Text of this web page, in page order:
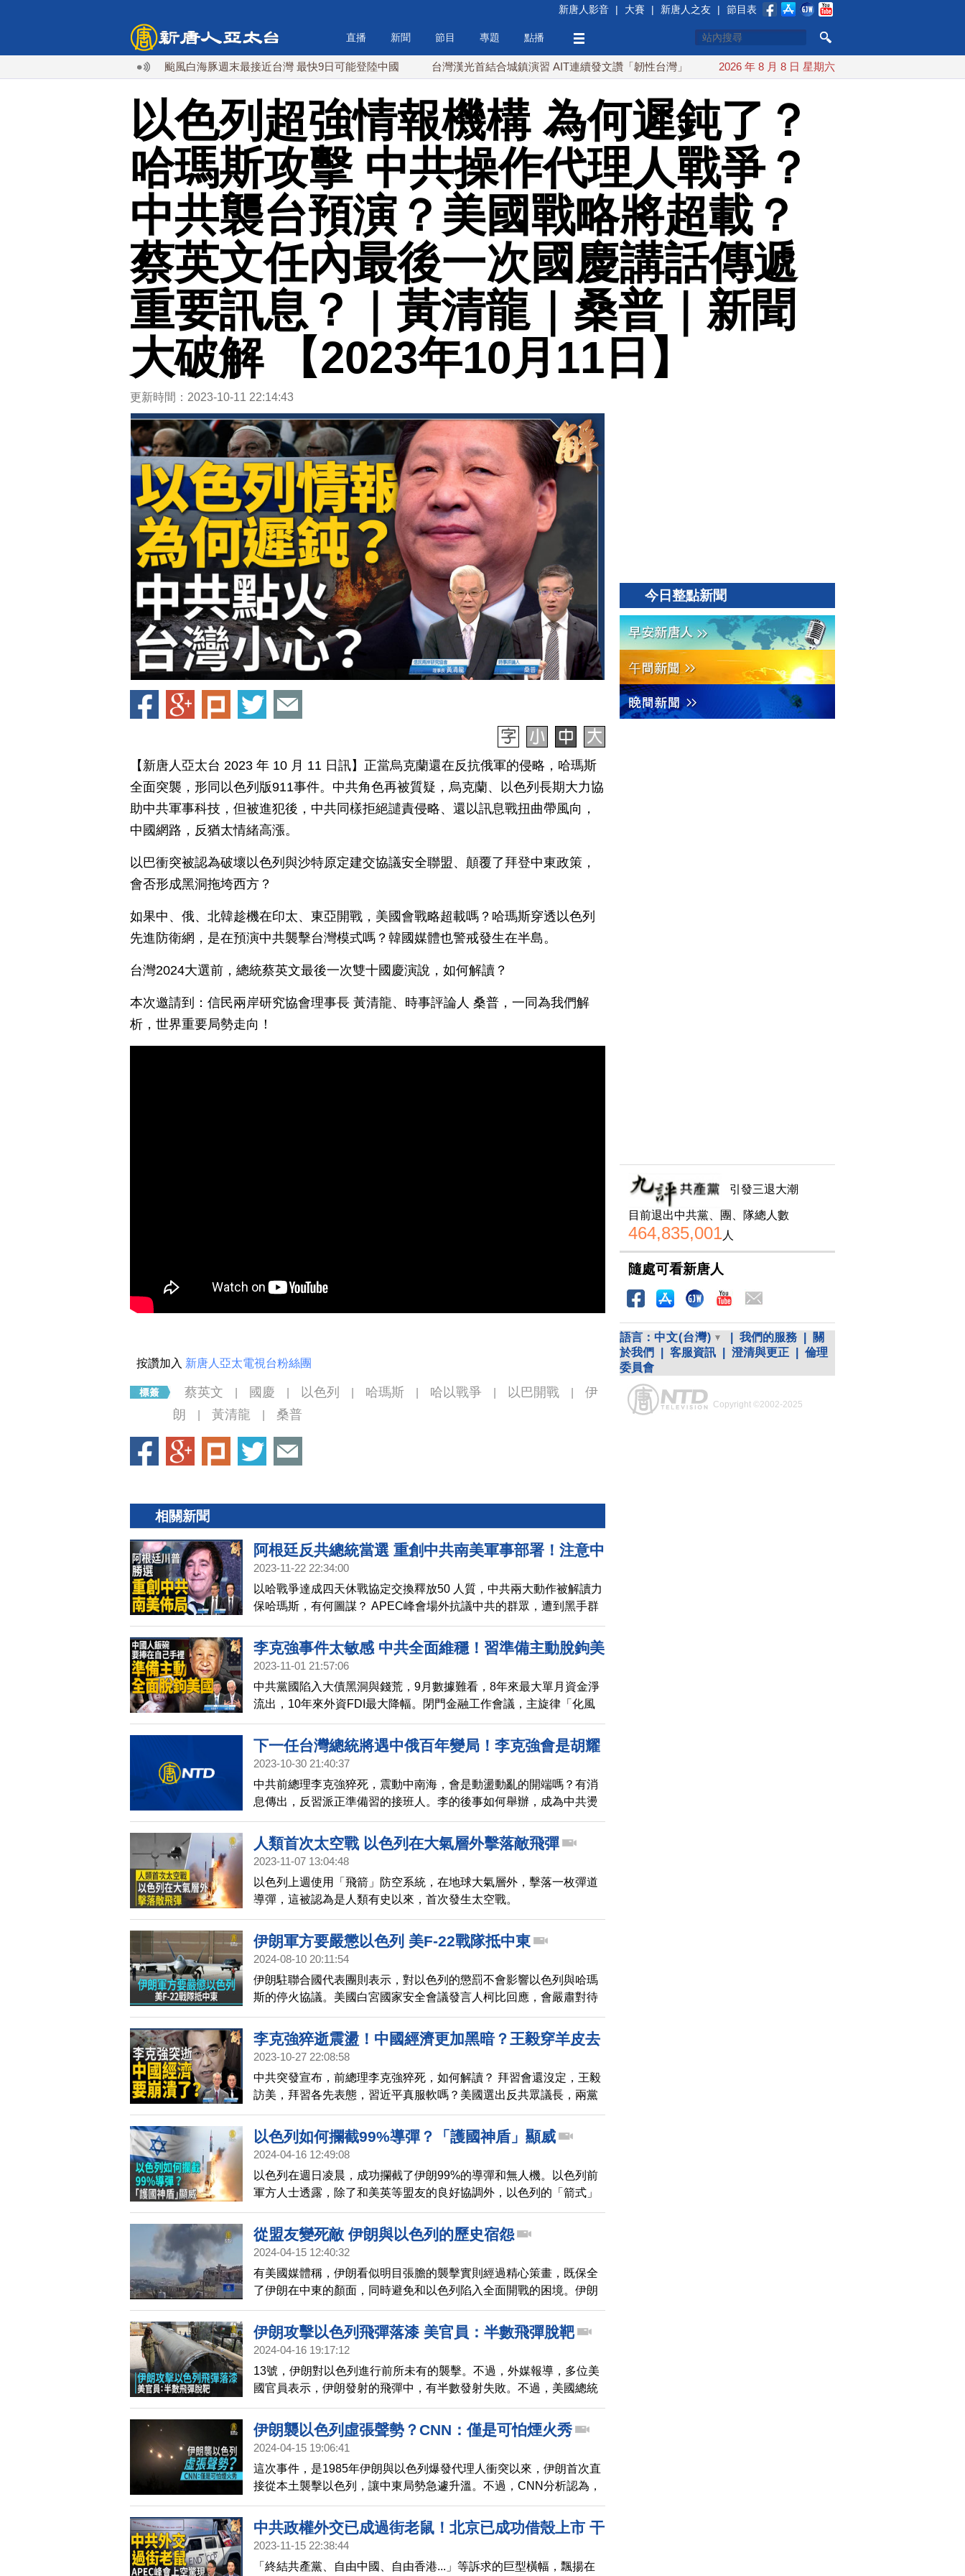
新唐人影音 | 大賽 | 新唐人之友 | 節目表
直播 新聞 節目 專題 點播
颱風白海豚週末最接近台灣 最快9日可能登陸中國 台灣漢光首結合城鎮演習 AIT連續發文讚「韌性台灣」 搞分化？美情報：普京最快今秋 試探攻擊北約盟國
2026 年 8 月 8 日 星期六
以色列超強情報機構 為何遲鈍了？
哈瑪斯攻擊 中共操作代理人戰爭？
中共襲台預演？美國戰略將超載？
蔡英文任內最後一次國慶講話傳遞
重要訊息？｜黃清龍｜桑普｜新聞
大破解 【2023年10月11日】
更新時間：2023-10-11 22:14:43
【新唐人亞太台 2023 年 10 月 11 日訊】正當烏克蘭還在反抗俄軍的侵略，哈瑪斯
全面突襲，形同以色列版911事件。中共角色再被質疑，烏克蘭、以色列長期大力協
助中共軍事科技，但被進犯後，中共同樣拒絕譴責侵略、還以訊息戰扭曲帶風向，
中國網路，反猶太情緒高漲。
以巴衝突被認為破壞以色列與沙特原定建交協議安全聯盟、顛覆了拜登中東政策，
會否形成黑洞拖垮西方？
如果中、俄、北韓趁機在印太、東亞開戰，美國會戰略超載嗎？哈瑪斯穿透以色列
先進防衛網，是在預演中共襲擊台灣模式嗎？韓國媒體也警戒發生在半島。
台灣2024大選前，總統蔡英文最後一次雙十國慶演說，如何解讀？
本次邀請到：信民兩岸研究協會理事長 黃清龍、時事評論人 桑普，一同為我們解
析，世界重要局勢走向！
按讚加入 新唐人亞太電視台粉絲團
蔡英文 國慶 以色列 哈瑪斯 哈以戰爭 以巴開戰
伊
朗
黃清龍 桑普
相關新聞
阿根廷反共總統當選 重創中共南美軍事部署！注意中
共正在複製香港元朗721事件 雇黑幫全球跨境鎮壓！
以哈就要停火？中共意圖在中東牽制美軍無果！｜桑
普｜吳明杰｜新聞大破解 【2023年11月22日】
2023-11-22 22:34:00
以哈戰爭達成四天休戰協定交換釋放50 人質，中共兩大動作被解讀力
保哈瑪斯，有何圖謀？ APEC峰會場外抗議中共的群眾，遭到黑手群
毆，讓人聯想香港721事件，中共外交與統戰部被曝光秘密在全球建
立打手「自願者網絡」。 北韓突發用導彈發射間諜衛星，暗藏核武威
脅，是誰在幕後力挺？ 中共為何頻頻對台灣、日本、菲律賓、澳洲、
韓，為何中共惱怒？阿根廷選出最反共總統 ，如何影響地緣格局？ 本
次邀請到：時事評論人 桑普、軍事專家 吳
李克強事件太敏感 中共全面維穩！習準備主動脫鉤美
國？美國債券與中國債券 看誰先破掉？中共不可能放
著台商不收割！兩蔣血淚反共映當今 台灣人誰在乎？
｜吳嘉隆｜黃清龍｜新聞大破解 【2023年11月1日】
2023-11-01 21:57:06
中共黨國陷入大債黑洞與錢荒，9月數據難看，8年來最大單月資金淨
流出，10年來外資FDI最大降幅。閉門金融工作會議，主旋律「化風
險」，外媒關切會否更集權控制？中共會搞金融黑箱大割韭菜嗎？ 以
色列持續打擊，哈瑪斯高層發言供出中共、俄羅斯老大哥，爆猛料中
共想採哈瑪斯式奇襲台灣！ 毛澤東背叛的死敵、中華民國前總統蔣中
黨周旋最深刻痛苦，在中國變局、新冷戰下，日記出版有何意義？ 屈
從中共體制的李克強過世，頭七日就將火化，當局怕什麼？
下一任台灣總統將遇中俄百年變局！李克強會是胡耀
邦第二？民間如何理解後習近平時代？中共把命運與
房地產綁一起！中國經濟無藥可救？以哈戰新階段？
｜廖金漳｜桑普｜新聞大破解 【2023年10月30日】
2023-10-30 21:40:37
中共前總理李克強猝死，震動中南海，會是動盪動亂的開端嗎？有消
息傳出，反習派正準備習的接班人。李的後事如何舉辦，成為中共燙
手山芋；民間的悼念潮要傳達什麼？ 以色列反擊哈瑪斯，三大難題：
人質、平民人盾、地道。外媒彭博社專欄指出，哈瑪斯開啟了第19層
地獄，加薩人質危機恐被在世界被效仿，大家都不安全。29日傳出俄
中共頭號領導人首次視察中共央行，外匯見底了嗎？龐大債務是否無
解？預示怎樣等級的金融風險危機？ 本次邀請到：台商廖金漳、時事
評
人類首次太空戰 以色列在大氣層外擊落敵飛彈
2023-11-07 13:04:48
以色列上週使用「飛箭」防空系統，在地球大氣層外，擊落一枚彈道
導彈，這被認為是人類有史以來，首次發生太空戰。
伊朗軍方要嚴懲以色列 美F-22戰隊抵中東
2024-08-10 20:11:54
伊朗駐聯合國代表團則表示，對以色列的懲罰不會影響以色列與哈瑪
斯的停火協議。美國白宮國家安全會議發言人柯比回應，會嚴肅對待
這件事情。而美國中央司令部發文指出， F-22猛禽戰鬥機已抵達該
區，派遣戰鬥機是為了降低局勢升級的可能性。
李克強猝逝震盪！中國經濟更加黑暗？王毅穿羊皮去
美國摸底？拜習若相會將談啥？民主兵工廠從回二戰
民主專制對抗？以哈戰爭對台啟示 台人不知亡國恨！
｜明居正｜宋國誠｜新聞大破解 【2023年10月27
2023-10-27 22:08:58
中共突發宣布，前總理李克強猝死，如何解讀？ 拜習會還沒定，王毅
訪美，拜習各先表態，習近平真服軟嗎？美國選出反共眾議長，兩黨
喊打造民主兵工廠，季辛吉拿出「世界毀滅」為美共大吹和風，如何
解讀？ 以哈戰爭，傳出白宮正為最壞情況做準備；哈瑪斯派團訪俄羅
斯，普丁發警告說，戰火可能遠超中東。美、中、俄攻防，戰爭與以
譽教授 明居正、政治大學國際關係研究中心資深研究員 宋國誠，一同
為我們解析，世界重要局勢走向！
以色列如何攔截99%導彈？「護國神盾」顯威
2024-04-16 12:49:08
以色列在週日凌晨，成功攔截了伊朗99%的導彈和無人機。以色列前
軍方人士透露，除了和美英等盟友的良好協調外，以色列的「箭式」
防空系統可謂功不可沒。
從盟友變死敵 伊朗與以色列的歷史宿怨
2024-04-15 12:40:32
有美國媒體稱，伊朗看似明目張膽的襲擊實則經過精心策畫，既保全
了伊朗在中東的顏面，同時避免和以色列陷入全面開戰的困境。伊朗
這次為何對以色列發動攻擊？帶您來了解。
伊朗攻擊以色列飛彈落漆 美官員：半數飛彈脫靶
2024-04-16 19:17:12
13號，伊朗對以色列進行前所未有的襲擊。不過，外媒報導，多位美
國官員表示，伊朗發射的飛彈中，有半數發射失敗。不過，美國總統
拜登還是表示，美國將致力維護以色列的安全，同時防止事態擴大。
伊朗襲以色列虛張聲勢？CNN：僅是可怕煙火秀
2024-04-15 19:06:41
這次事件，是1985年伊朗與以色列爆發代理人衝突以來，伊朗首次直
接從本土襲擊以色列，讓中東局勢急遽升溫。不過，CNN分析認為，
伊朗這次襲擊，經過精心設計，製造大場面的同時，最大限度減少傷
亡，就怕引發全面戰爭。
中共政權外交已成過街老鼠！北京已成功借殼上市 干
預台灣大選？藍白破局又合 背後有力量操控？戰爭與
和平的選擇是假議題！哈瑪斯跟中共學戰術？｜矢板
2023-11-15 22:38:44
「終結共產黨、自由中國、自由香港...」等訴求的巨型橫幅，飄揚在
今日整點新聞
引發三退大潮
目前退出中共黨、團、隊總人數
464,835,001人
隨處可看新唐人
語言： 中文(台灣) 我們的服務
關
於我們
客服資訊 澄清與更正
倫理
委員會
Copyright ©2002-2025